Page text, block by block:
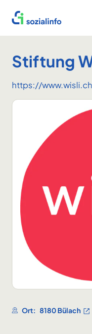
Sozialinfo
Stiftung
https://www.wisli.ch
Ort: 8180 Bülach